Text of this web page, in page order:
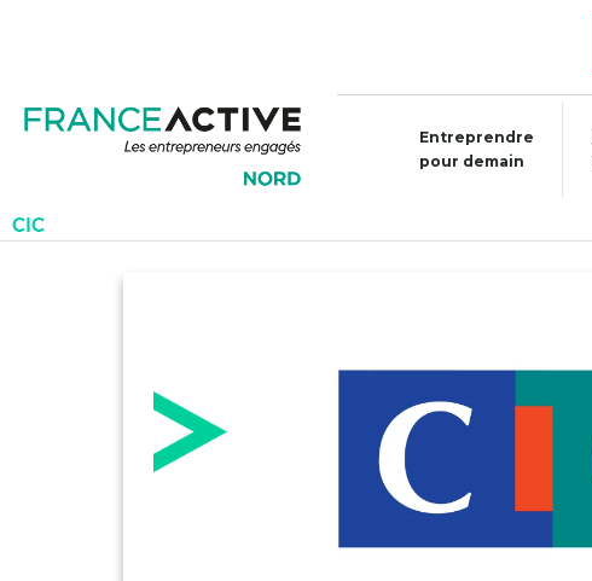
Entreprendre
pour demain
CIC